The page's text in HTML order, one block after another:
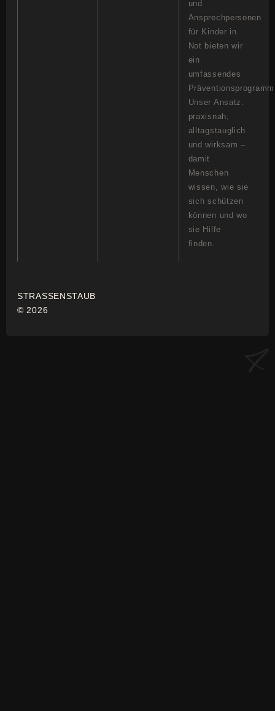
und
Ansprechpersonen
für Kinder in
Not bieten wir
ein
umfassendes
Unser Ansatz:
praxisnah,
alltagstauglich
und wirksam –
damit
Menschen
wissen, wie sie
sich schützen
können und wo
sie Hilfe
finden.
STRASSENSTAUB
© 2026